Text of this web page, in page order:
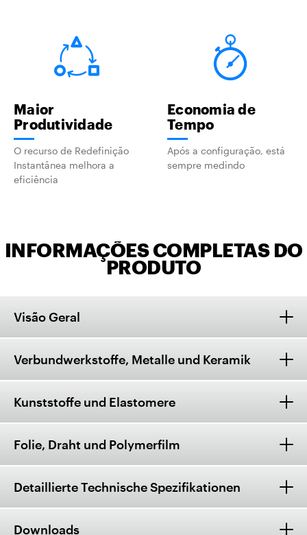
Maior
Produtividade
O recurso de Redefinição
Instantânea melhora a
eficiência
Economia de
Tempo
Após a configuração, está
sempre medindo
INFORMAÇÕES COMPLETAS DO
PRODUTO
Visão Geral
Verbundwerkstoffe, Metalle und Keramik
Kunststoffe und Elastomere
Folie, Draht und Polymerfilm
Detaillierte Technische Spezifikationen
Downloads